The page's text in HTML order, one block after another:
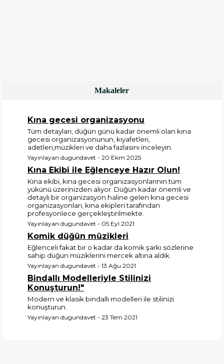
Makaleler
Kına gecesi organizasyonu
Tüm detayları, düğün günü kadar önemli olan kına
gecesi organizasyonunun, kıyafetleri,
adetleri,müzikleri ve daha fazlasını inceleyin.
Yayınlayan dugundavet - 20 Ekm 2025
Kına Ekibi ile Eğlenceye Hazır Olun!
Kına ekibi, kına gecesi organizasyonlarının tüm
yükünü üzerinizden alıyor. Düğün kadar önemli ve
detaylı bir organizasyon haline gelen kına gecesi
organizasyonları, kına ekipleri tarafından
profesyonlece gerçekleştirilmekte.
Yayınlayan dugundavet - 05 Eyl 2021
Komik düğün müzikleri
Eğlenceli fakat bir o kadar da komik şarkı sözlerine
sahip düğün müziklerini mercek altına aldık.
Yayınlayan dugundavet - 13 Ağu 2021
Bindallı Modelleriyle Stilinizi
Konuşturun!"
Modern ve klasik bindallı modelleri ile stilinizi
konuşturun.
Yayınlayan dugundavet - 23 Tem 2021